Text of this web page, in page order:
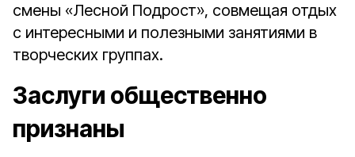
смены «Лесной Подрост», совмещая отдых
с интересными и полезными занятиями в
творческих группах.
Заслуги общественно
признаны